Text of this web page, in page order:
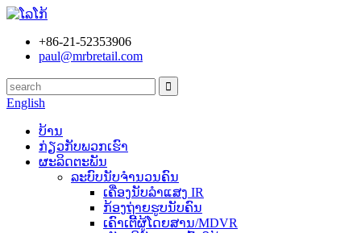
+86-21-52353906
paul@mrbretail.com
English
ບ້ານ
ກ່ຽວກັບພວກເຮົາ
ຜະລິດຕະພັນ
ລະບົບນັບຈຳນວນຄົນ
ເຄື່ອງນັບລຳແສງ IR
ກ້ອງຖ່າຍຮູບນັບຄົນ
ເຄົາເຕີ້ຜູ້ໂດຍສານ/MDVR